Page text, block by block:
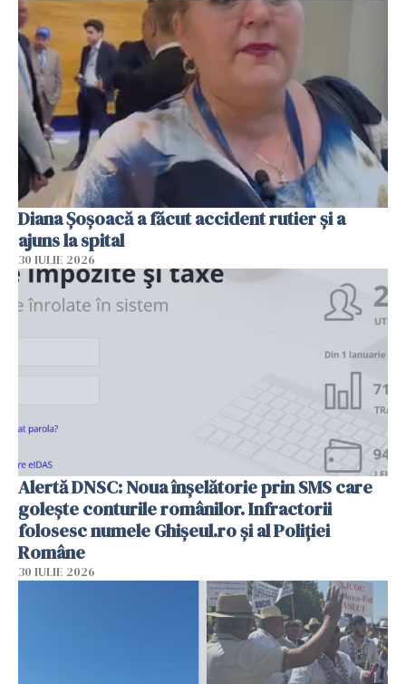
Diana Șoșoacă a făcut accident rutier și a
ajuns la spital
30 IULIE 2026
Alertă DNSC: Noua înșelătorie prin SMS care
golește conturile românilor. Infractorii
folosesc numele Ghișeul.ro și al Poliției
Române
30 IULIE 2026